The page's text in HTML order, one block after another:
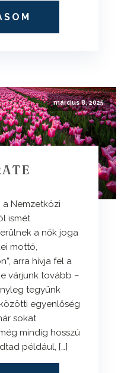
március 8, 2025
a Nemzetközi
ismét
a nők joga
mottó,
arra hívja fel a
várjunk tovább –
tegyünk
egyenlőség
sokat
mindig hosszú
például, […]